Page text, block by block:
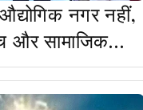
नगर नहीं,
और सामाजिक
: राज्यपाल